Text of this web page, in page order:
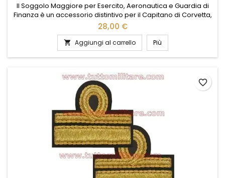
Il Soggolo Maggiore per Esercito, Aeronautica e Guardia di
Finanza è un accessorio distintivo per il Capitano di Corvetta,
simbolo di prestigio e autorità. Realizzato con materiali di
alta qualità, questo soggolo è progettato per resistere
all'usura quotidiana, mantenendo un aspetto impeccabile. Il
suo design elegante e funzionale si integra perfettamente...
28,00 €
 Aggiungi al carrello Più
favorite_border